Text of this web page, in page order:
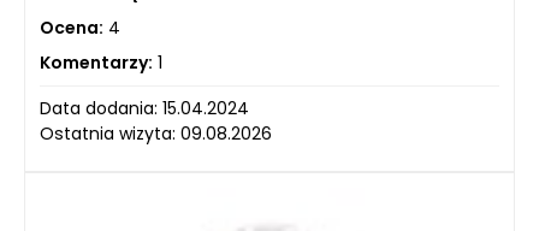
Ocena: 4
Komentarzy: 1
Data dodania: 15.04.2024
Ostatnia wizyta: 09.08.2026